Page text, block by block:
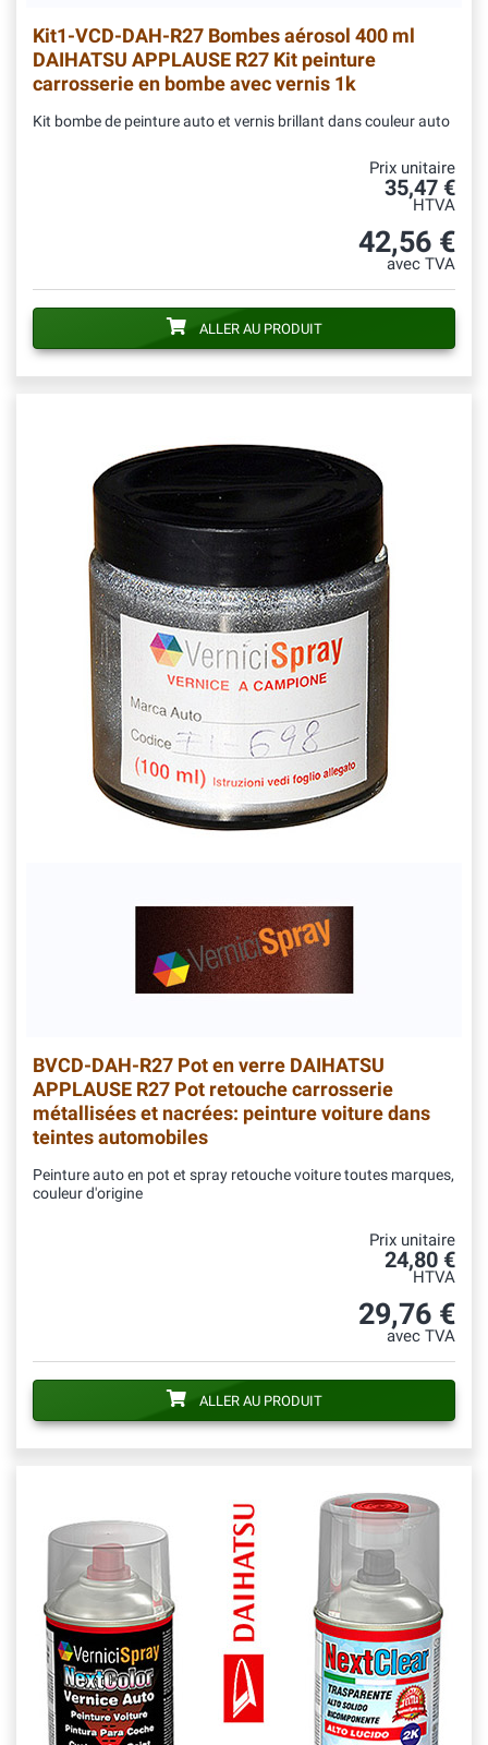
Kit1-VCD-DAH-R27 Bombes aérosol 400 ml
DAIHATSU APPLAUSE R27 Kit peinture
carrosserie en bombe avec vernis 1k
Kit bombe de peinture auto et vernis brillant dans couleur auto
Prix unitaire
35,47 €
HTVA
42,56 €
avec TVA
ALLER AU PRODUIT
BVCD-DAH-R27 Pot en verre DAIHATSU
APPLAUSE R27 Pot retouche carrosserie
métallisées et nacrées: peinture voiture dans
teintes automobiles
Peinture auto en pot et spray retouche voiture toutes marques,
couleur d'origine
Prix unitaire
24,80 €
HTVA
29,76 €
avec TVA
ALLER AU PRODUIT